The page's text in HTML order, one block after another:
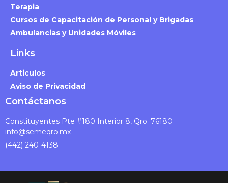
Terapia
Cursos de Capacitación de Personal y Brigadas
Ambulancias y Unidades Móviles
Links
Articulos
Aviso de Privacidad
Contáctanos
Constituyentes Pte #180 Interior 8, Qro. 76180
info@semeqro.mx
(442) 240-4138